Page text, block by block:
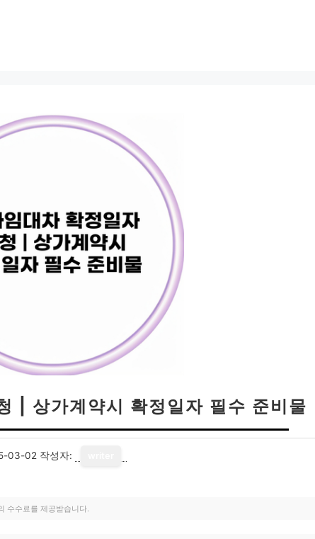
| 상가계약시 확정일자 필수 준비물
03-02 작성자:
수수료를 제공받습니다.